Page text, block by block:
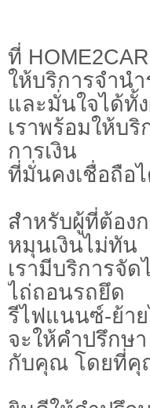
ที่
ให้บริการจำ
และมั่นใจได้ทั้
เราพร้อมให้บ
การเงิน
ที่มั่นคงเชื่อถือ
สำหรับผู้ที่ต้อง
หมุนเงินไม่ทัน
เรามีบริการ
ไถ่ถอนรถยึด
รีไฟแนนซ์-ย้า
จะให้คำปรึกษา
กับคุณ โดยที่คุ